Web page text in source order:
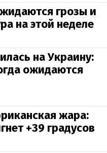
грозы и
на этой неделе
на Украину:
ожидаются
жара:
+39 градусов